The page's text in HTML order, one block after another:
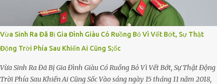
Vừa Sinh Ra Đã Bị Gia Đình Giàu Có Ruồng Bỏ Vì Vết Bớt, Sự Thật
Động Trời Phía Sau Khiến Ai Cũng S;ốc
Vừa Sinh Ra Đã Bị Gia Đình Giàu Có Ruồng Bỏ Vì Vết Bớt, Sự Thật Động
Trời Phía Sau Khiến Ai Cũng Sốc Vào sáng ngày 15 tháng 11 năm 2018,